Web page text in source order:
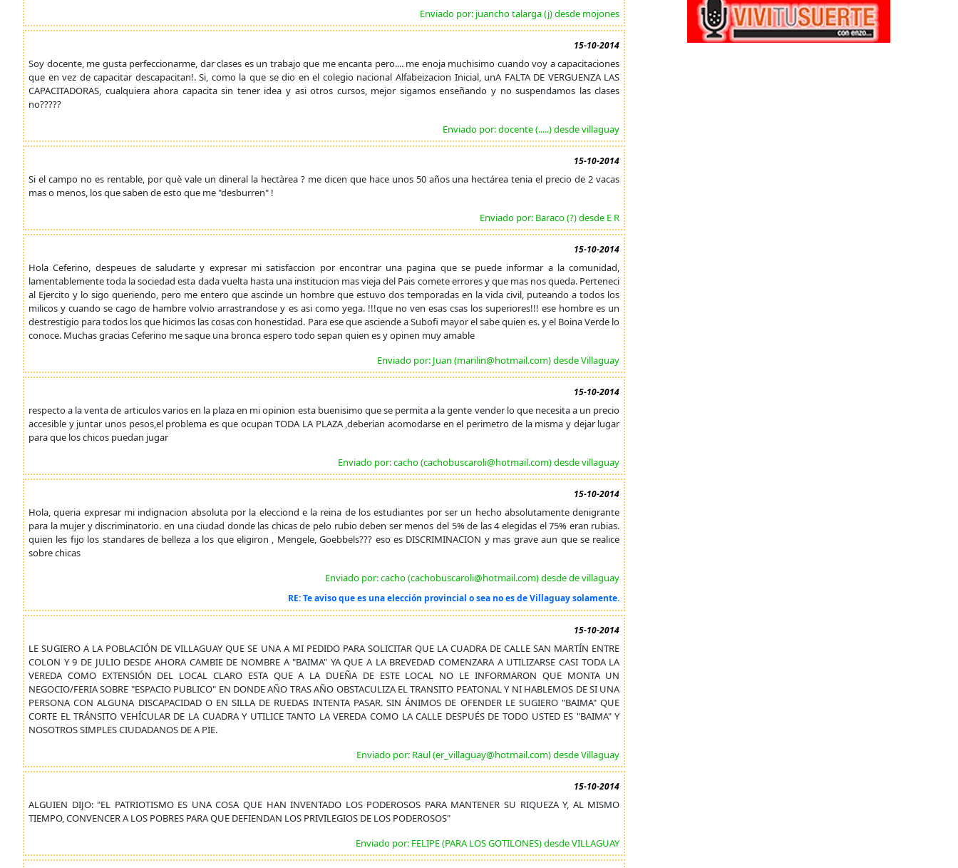
Enviado por: juancho talarga (j) desde mojones
15-10-2014
Soy docente, me gusta perfeccionarme, dar clases es un trabajo que me encanta pero.... me enoja muchisimo cuando voy a capacitaciones
que en vez de capacitar descapacitan!. Si, como la que se dio en el colegio nacional Alfabeizacion Inicial, unA FALTA DE VERGUENZA LAS
CAPACITADORAS, cualquiera ahora capacita sin tener idea y asi otros cursos, mejor sigamos enseñando y no suspendamos las clases
no?????
Enviado por: docente (.....) desde villaguay
15-10-2014
Si el campo no es rentable, por què vale un dineral la hectàrea ? me dicen que hace unos 50 años una hectárea tenia el precio de 2 vacas
mas o menos, los que saben de esto que me "desburren" !
Enviado por: Baraco (?) desde E R
15-10-2014
Hola Ceferino, despeues de saludarte y expresar mi satisfaccion por encontrar una pagina que se puede informar a la comunidad,
lamentablemente toda la sociedad esta dada vuelta hasta una institucion mas vieja del Pais comete errores y que mas nos queda. Perteneci
al Ejercito y lo sigo queriendo, pero me entero que ascinde un hombre que estuvo dos temporadas en la vida civil, puteando a todos los
milicos y cuando se cago de hambre volvio arrastrandose y es asi como yega. !!!que no ven esas csas los superiores!!! ese hombre es un
destrestigio para todos los que hicimos las cosas con honestidad. Para ese que asciende a Subofi mayor el sabe quien es. y el Boina Verde lo
conoce. Muchas gracias Ceferino me saque una bronca espero todo sepan quien es y opinen muy amable
Enviado por: Juan (marilin@hotmail.com) desde Villaguay
15-10-2014
respecto a la venta de articulos varios en la plaza en mi opinion esta buenisimo que se permita a la gente vender lo que necesita a un precio
accesible y juntar unos pesos,el problema es que ocupan TODA LA PLAZA ,deberian acomodarse en el perimetro de la misma y dejar lugar
para que los chicos puedan jugar
Enviado por: cacho (cachobuscaroli@hotmail.com) desde villaguay
15-10-2014
Hola, queria expresar mi indignacion absoluta por la elecciond e la reina de los estudiantes por ser un hecho absolutamente denigrante
para la mujer y discriminatorio. en una ciudad donde las chicas de pelo rubio deben ser menos del 5% de las 4 elegidas el 75% eran rubias.
quien les fijo los standares de belleza a los que eligiron , Mengele, Goebbels??? eso es DISCRIMINACION y mas grave aun que se realice
sobre chicas
Enviado por: cacho (cachobuscaroli@hotmail.com) desde de villaguay
RE: Te aviso que es una elección provincial o sea no es de Villaguay solamente.
15-10-2014
LE SUGIERO A LA POBLACIÓN DE VILLAGUAY QUE SE UNA A MI PEDIDO PARA SOLICITAR QUE LA CUADRA DE CALLE SAN MARTÍN ENTRE
COLON Y 9 DE JULIO DESDE AHORA CAMBIE DE NOMBRE A "BAIMA" YA QUE A LA BREVEDAD COMENZARA A UTILIZARSE CASI TODA LA
VEREDA COMO EXTENSIÓN DEL LOCAL CLARO ESTA QUE A LA DUEÑA DE ESTE LOCAL NO LE INFORMARON QUE MONTA UN
NEGOCIO/FERIA SOBRE "ESPACIO PUBLICO" EN DONDE AÑO TRAS AÑO OBSTACULIZA EL TRANSITO PEATONAL Y NI HABLEMOS DE SI UNA
PERSONA CON ALGUNA DISCAPACIDAD O EN SILLA DE RUEDAS INTENTA PASAR. SIN ÁNIMOS DE OFENDER LE SUGIERO "BAIMA" QUE
CORTE EL TRÁNSITO VEHÍCULAR DE LA CUADRA Y UTILICE TANTO LA VEREDA COMO LA CALLE DESPUÉS DE TODO USTED ES "BAIMA" Y
NOSOTROS SIMPLES CIUDADANOS DE A PIE.
Enviado por: Raul (er_villaguay@hotmail.com) desde Villaguay
15-10-2014
ALGUIEN DIJO: "EL PATRIOTISMO ES UNA COSA QUE HAN INVENTADO LOS PODEROSOS PARA MANTENER SU RIQUEZA Y, AL MISMO
TIEMPO, CONVENCER A LOS POBRES PARA QUE DEFIENDAN LOS PRIVILEGIOS DE LOS PODEROSOS"
Enviado por: FELIPE (PARA LOS GOTILONES) desde VILLAGUAY